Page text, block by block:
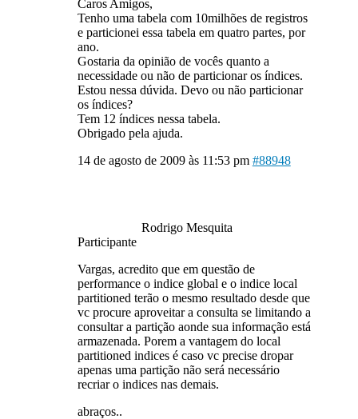
Caros Amigos,
Tenho uma tabela com 10milhões de registros
e particionei essa tabela em quatro partes, por
ano.
Gostaria da opinião de vocês quanto a
necessidade ou não de particionar os índices.
Estou nessa dúvida. Devo ou não particionar
os índices?
Tem 12 índices nessa tabela.
Obrigado pela ajuda.
14 de agosto de 2009 às 11:53 pm #88948
Rodrigo Mesquita
Participante
Vargas, acredito que em questão de
performance o indice global e o indice local
partitioned terão o mesmo resultado desde que
vc procure aproveitar a consulta se limitando a
consultar a partição aonde sua informação está
armazenada. Porem a vantagem do local
partitioned indices é caso vc precise dropar
apenas uma partição não será necessário
recriar o indices nas demais.
abraços..